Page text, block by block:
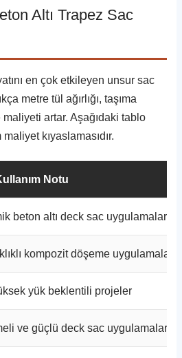
Altı Trapez Sac
en çok etkileyen unsur sac
metre tül ağırlığı, taşıma
artar. Aşağıdaki tablo
kıyaslamasıdır.
Notu
beton altı deck sac uygulamaları
kompozit döşeme uygulamaları
yük beklentili projeler
ve güçlü deck sac uygulamaları